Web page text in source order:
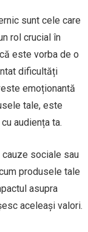
sunt cele care
rol crucial în
este vorba de o
dificultăți
emoționantă
tale, este
audiența ta.
cauze sociale sau
produsele tale
asupra
aceleași valori.